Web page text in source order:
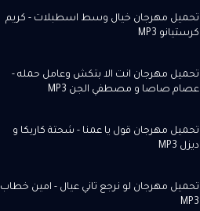
تحميل مهرجان خيال وسط اسطبلات - كريم
كرستيانو MP3
تحميل مهرجان انت الا بتكش وعامل حمله -
عصام صاصا و مصطفي الجن MP3
تحميل مهرجان قول يا عمنا - شحتة كاريكا و
ديزل MP3
تحميل مهرجان لو نرجع تاني عيال - امين خطاب
MP3